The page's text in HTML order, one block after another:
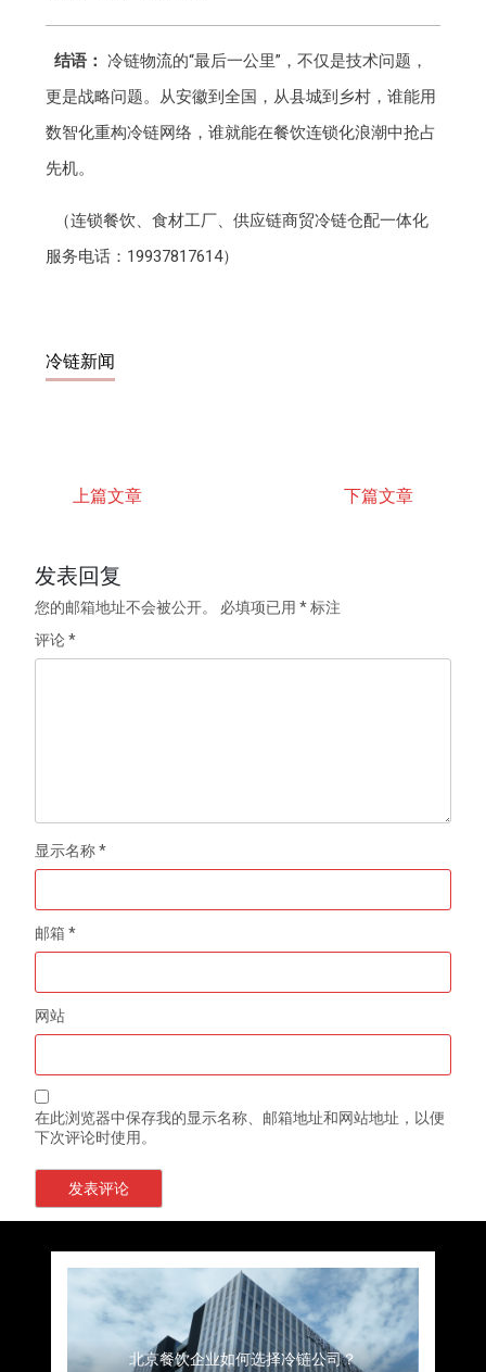
结语： 冷链物流的“最后一公里”，不仅是技术问题，
更是战略问题。从安徽到全国，从县城到乡村，谁能用
数智化重构冷链网络，谁就能在餐饮连锁化浪潮中抢占
先机。
（连锁餐饮、食材工厂、供应链商贸冷链仓配一体化
服务电话：19937817614）
冷链新闻
上篇文章 下篇文章
发表回复
您的邮箱地址不会被公开。 必填项已用*标注
评论*
显示名称*
邮箱*
网站
在此浏览器中保存我的显示名称、邮箱地址和网站地址，以便
下次评论时使用。
上海餐饮连锁加速，冷链配送如何破解冻品食材
流通难题？
杭州中央厨房布局餐饮连锁，冷链配送如何打通
关键一环
北京餐饮企业如何选择冷链公司？
深圳冷链物流如何护航餐饮连锁？冻品食材流通
全解析
北京餐饮仓配一体化的核心价值与落地实践解析
武汉冻品配送三要素：控温、时效、低成本如何
兼得？
重庆冷链布局解冻食材运输密码，餐饮连锁如何
稳控品质？